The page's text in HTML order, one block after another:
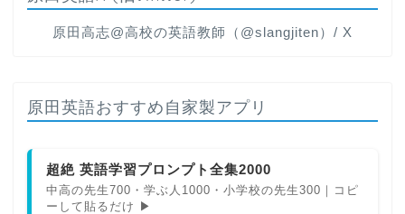
原田高志@高校の英語教師（@slangjiten）/ X
原田英語おすすめ自家製アプリ
超絶 英語学習プロンプト全集2000
中高の先生700・学ぶ人1000・小学校の先生300｜コピ
ーして貼るだけ ▶